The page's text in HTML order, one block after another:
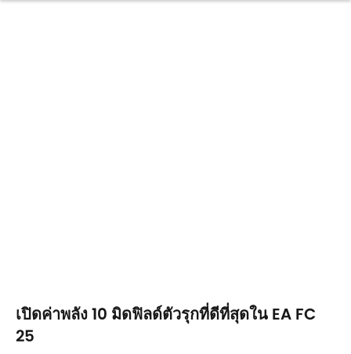
เปิดค่าพลัง 10 มิดฟิลด์ตัวรุกที่ดีที่สุดใน EA FC
25